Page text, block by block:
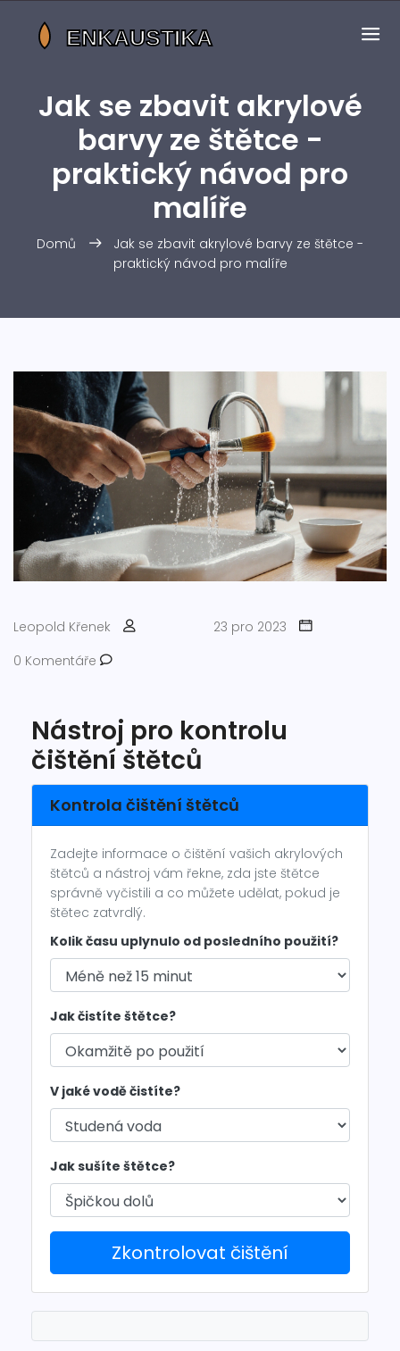
Jak se zbavit akrylové
barvy ze štětce -
praktický návod pro
malíře
Domů
Jak se zbavit akrylové barvy ze štětce -
praktický návod pro malíře
Leopold Křenek
23 pro 2023
0 Komentáře
Nástroj pro kontrolu
čištění štětců
Kontrola čištění štětců
Zadejte informace o čištění vašich akrylových
štětců a nástroj vám řekne, zda jste štětce
správně vyčistili a co můžete udělat, pokud je
štětec zatvrdlý.
Kolik času uplynulo od posledního použití?
Jak čistíte štětce?
V jaké vodě čistíte?
Jak sušíte štětce?
Zkontrolovat čištění